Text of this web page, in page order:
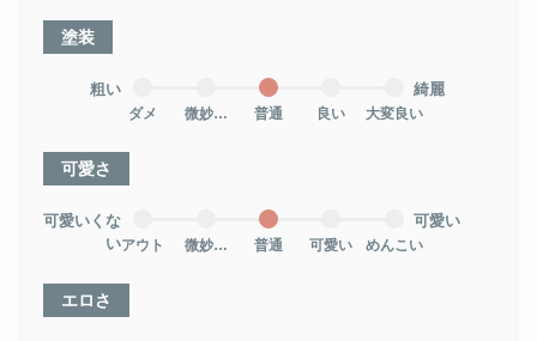
塗装
粗い
ダメ 微妙… 普通 良い 大変良い
綺麗
可愛さ
可愛いくな
いアウト 微妙… 普通 可愛い めんこい
可愛い
エロさ